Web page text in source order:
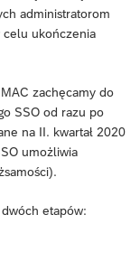
administratorom
celu ukończenia
zachęcamy do
SSO od razu po
na II. kwartał 2020
umożliwia
etapów: